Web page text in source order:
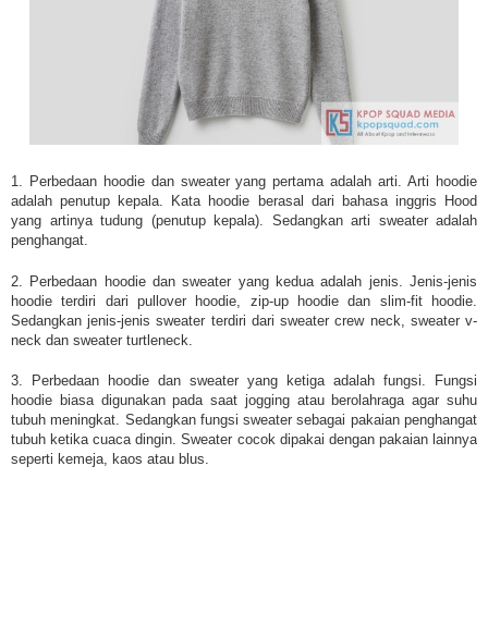
1. Perbedaan hoodie dan sweater yang pertama adalah arti. Arti hoodie
adalah penutup kepala. Kata hoodie berasal dari bahasa inggris Hood
yang artinya tudung (penutup kepala). Sedangkan arti sweater adalah
penghangat.
2. Perbedaan hoodie dan sweater yang kedua adalah jenis. Jenis-jenis
hoodie terdiri dari pullover hoodie, zip-up hoodie dan slim-fit hoodie.
Sedangkan jenis-jenis sweater terdiri dari sweater crew neck, sweater v-
neck dan sweater turtleneck.
3. Perbedaan hoodie dan sweater yang ketiga adalah fungsi. Fungsi
hoodie biasa digunakan pada saat jogging atau berolahraga agar suhu
tubuh meningkat. Sedangkan fungsi sweater sebagai pakaian penghangat
tubuh ketika cuaca dingin. Sweater cocok dipakai dengan pakaian lainnya
seperti kemeja, kaos atau blus.